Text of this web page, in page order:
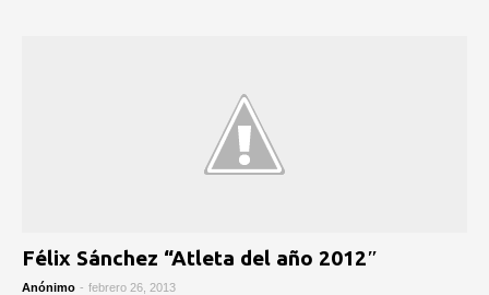
Félix Sánchez “Atleta del año 2012″
Anónimo - febrero 26, 2013